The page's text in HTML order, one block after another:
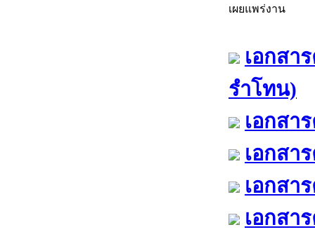
เผยแพร่งาน
เอกสา
รำโทน)
เอกสา
เอกสา
เอกสา
เอกสา